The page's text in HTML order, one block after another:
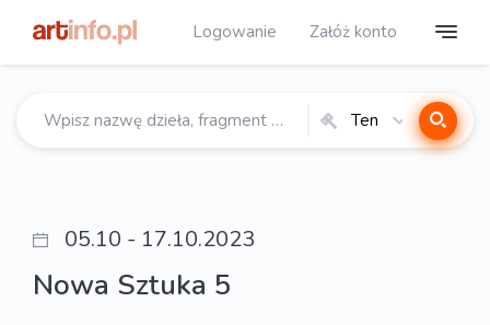
Logowanie Załóż konto
Ten
05.10 - 17.10.2023
Nowa Sztuka 5